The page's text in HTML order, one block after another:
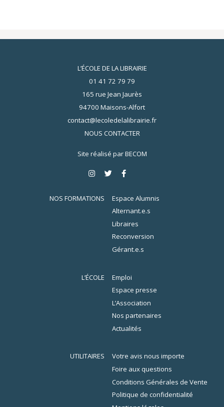
L’ÉCOLE DE LA LIBRAIRIE
01 41 72 79 79
165 rue Jean Jaurès
94700 Maisons-Alfort
contact@lecoledelalibrairie.fr
NOUS CONTACTER
Site réalisé parBECOM
NOS FORMATIONS
Espace Alumnis
Alternant.e.s
Libraires
Reconversion
Gérant.e.s
L’ÉCOLE
Emploi
Espace presse
L’Association
Nos partenaires
Actualités
UTILITAIRES
Votre avis nous importe
Foire aux questions
Conditions Générales de Vente
Politique de confidentialité